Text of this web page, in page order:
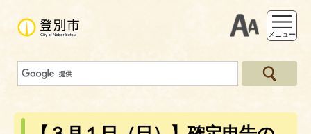
支援ツー
メニュー